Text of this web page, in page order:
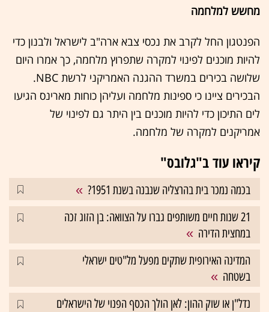
מחשש למלחמה
הפנטגון החל לקרב את נכסי צבא ארה"ב לישראל ולבנון כדי
להיות מוכנים לפינוי למקרה שתפרוץ מלחמה, כך אמרו היום
שלושה בכירים במשרד ההגנה האמריקני לרשת NBC.
הבכירים ציינו כי ספינות מלחמה ועליהן כוחות מארינס הגיעו
לים התיכון כדי להיות מוכנים בין היתר גם לפינוי של
אמריקנים למקרה של מלחמה.
קיראו עוד ב"גלובס"
בכמה נמכר בית בהרצליה שנבנה בשנת 1951?
21 שנות חיים משותפים גברו על הצוואה: בן הזוג זכה
במחצית הדירה
המדינה האירופית שתקים מפעל מל"טים ישראלי
בשטחה
נדל"ן או שוק ההון: לאן הולך הכסף הפנוי של הישראלים